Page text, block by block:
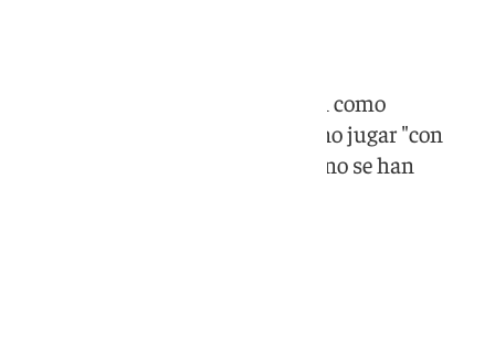
El candidato del PP a la reelección como
presidente de la Junta ha pedido no jugar "con
fuego" porque la mayoría todavía no se han